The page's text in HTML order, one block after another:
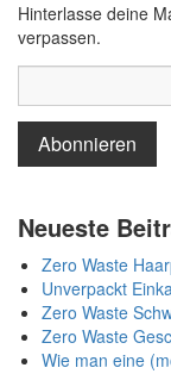
Hinterlasse deine
verpassen.
Neueste
Zero Waste
Unverpackt
Zero Waste
Zero Waste
Wie man eine